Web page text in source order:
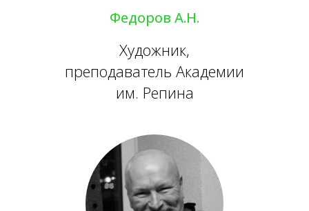
Федоров А.Н.
Художник,
преподаватель Академии
им. Репина